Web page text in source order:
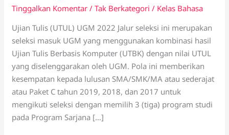
Tinggalkan Komentar /Tak Berkategori / Kelas Bahasa
Ujian Tulis (UTUL) UGM 2022 Jalur seleksi ini merupakan
seleksi masuk UGM yang menggunakan kombinasi hasil
Ujian Tulis Berbasis Komputer (UTBK) dengan nilai UTUL
yang diselenggarakan oleh UGM. Pola ini memberikan
kesempatan kepada lulusan SMA/SMK/MA atau sederajat
atau Paket C tahun 2019, 2018, dan 2017 untuk
mengikuti seleksi dengan memilih 3 (tiga) program studi
pada Program Sarjana […]
Reguler
Persiapan
UGM
2023